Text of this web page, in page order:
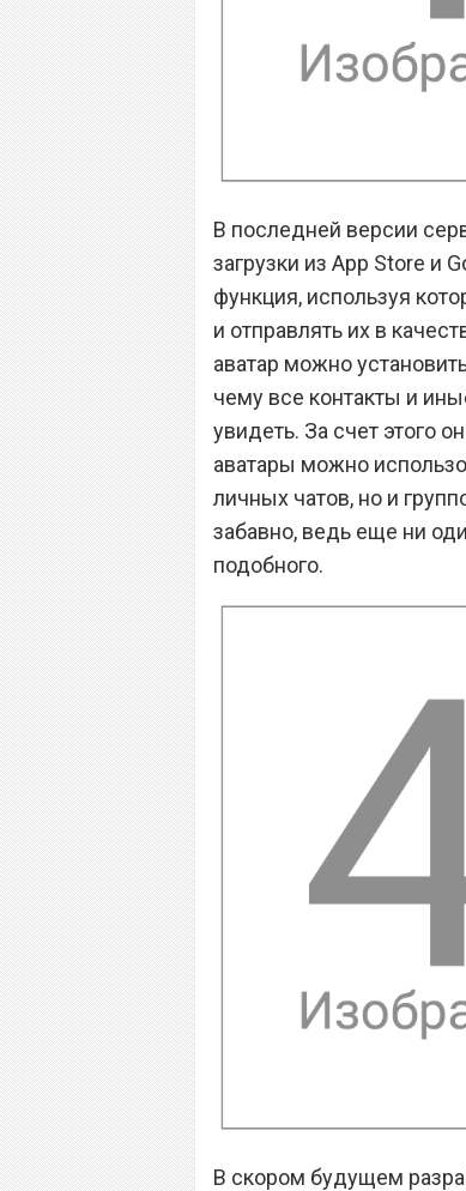
В последней версии
загрузки из App Store и
функция, используя
и отправлять их в
аватар можно
чему все контакты и
увидеть. За счет этого
аватары можно
личных чатов, но и
забавно, ведь еще ни
подобного.
В скором будущем